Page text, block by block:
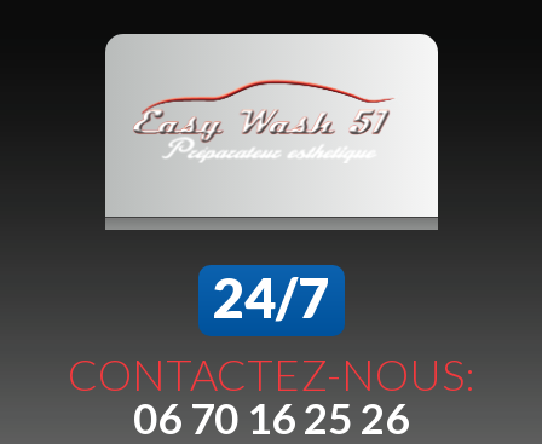
24/7
CONTACTEZ-NOUS:
06 70 16 25 26